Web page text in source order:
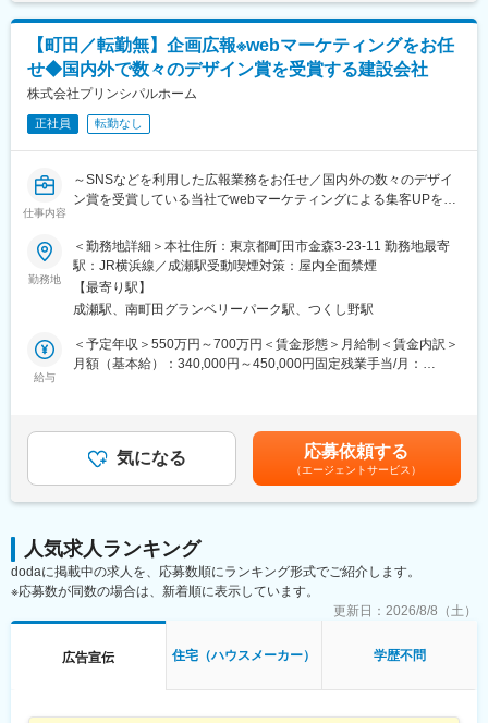
3連休の取得も可能ですので、プライベートも大切にできます
■当グループの魅力：
◎経営基盤は盤石で、リーマンショックやコロナ渦といった不況
の中、黒字経営で乗り越えてきた実績がございます。
◎2023年度3月には売上高30億を超えており、安定経営です。
り、石川県における「省エネ住宅」トップクラスを誇ります。
「小さくても強い企業」として長く働き続けることができる環境
変更の範囲：会社の定める業務
・マネジメント業務
■当社の魅力：
【独自工法で革命を起こす企業】
◎「建設不動産改革で人々を幸せに」を掲げ、投資用マンション
建設をメイン事業とし、急成長中の会社です。
◎当社が独自で開発した［フィリックス工法7.0］においては、建
築における全工程の7割ほどを工場で行い、現地での作業を最小限
まで簡略化したことにより、工期の短縮のみならず、施工現場で
の安全性を担保できるようになりました。
徴は 『木造建築』 であることです。木材はその輸送過程で必ず
［うねり］が出てしまうものですが、［うねり］が出てもその影
響を最小限に抑えられるのが当社の技術力です。
【見据えている未来】
みならず、海外から視察が入る程となります。
◎工期の短縮化や安全性の担保は、「住宅を建築する」点におい
変更の範囲：会社の定める業務
【町田／転勤無】企画広報※webマーケティングをお任
せ◆国内外で数々のデザイン賞を受賞する建設会社
株式会社プリンシパルホーム
正社員 転勤なし
仕事内容
～SNSなどを利用した広報業務をお任せ／国内外の数々のデザイ
ン賞を受賞している当社でwebマーケティングによる集客UPをお
ークライフバランスを整えて長期就労可能な就業環境～
■職務内容：
ホームページ・SNS等からの集客、注文住宅・コーポレートサイ
トの運営をお任せ致します。
・SEO対策
・上記、数値データと向き合い検証と改善を繰り返す
境となっております。PCは20時シャットダウンするなど残業対策
にも取り組んでおり、月平均残業時間は20H程となっておりま
す。
転勤もなく、ワークライフバランスを整えながら就業できる環境
注文住宅・分譲戸建住宅の設計・施工、不動産仲介・管理、収益
勤務地
＜勤務地詳細＞本社住所：東京都町田市金森3-23-11 勤務地最寄
駅：JR横浜線／成瀬駅受動喫煙対策：屋内全面禁煙
【最寄り駅】
成瀬駅、南町田グランベリーパーク駅、つくし野駅
給与
＜予定年収＞550万円～700万円＜賃金形態＞月給制＜賃金内訳＞
月額（基本給）：340,000円～450,000円固定残業手当/月：
賞与：年1回賃金はあくまでも目安の金額であり、選考を通じて上
下する可能性があります。月給(月額)は固定手当を含めた表記で
す。
気になる 応募依頼する
（エージェントサービス）
人気求人ランキング
dodaに掲載中の求人を、応募数順にランキング形式でご紹介します。
※応募数が同数の場合は、新着順に表示しています。
更新日： 2026/8/8（土）
広告宣伝 住宅（ハウスメーカー） 学歴不問